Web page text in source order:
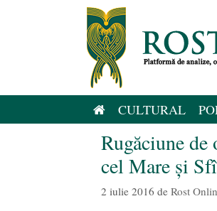
CULTURAL
Rugăciune
cel Mare şi
2 iulie 2016 de Rost